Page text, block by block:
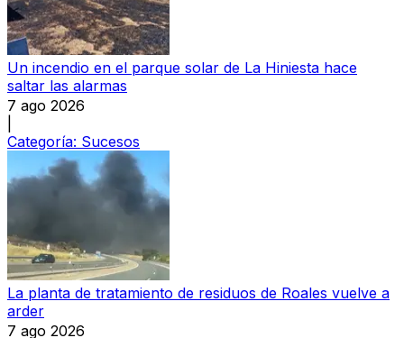
Un incendio en el parque solar de La Hiniesta hace
saltar las alarmas
7 ago 2026
Categoría: Sucesos
La planta de tratamiento de residuos de Roales vuelve a
arder
7 ago 2026